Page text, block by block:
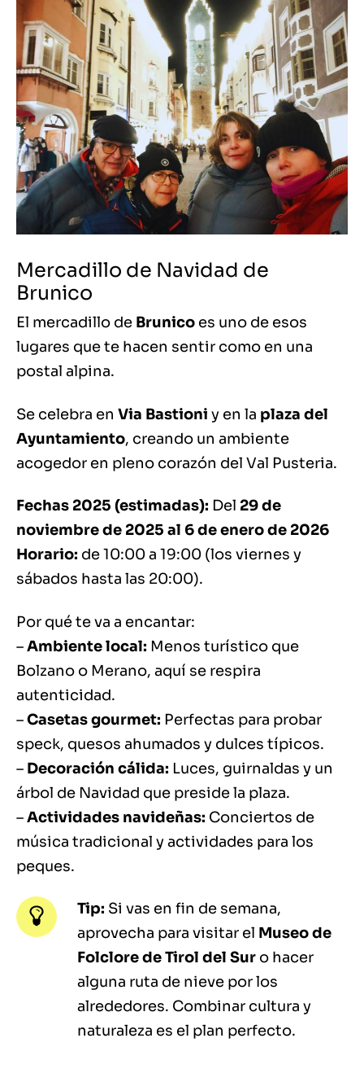
Mercadillo de Navidad de
Brunico
El mercadillo de Brunico es uno de esos
lugares que te hacen sentir como en una
postal alpina.
Se celebra en Via Bastioni y en la plaza del
Ayuntamiento, creando un ambiente
acogedor en pleno corazón del Val Pusteria.
Fechas 2025 (estimadas): Del 29 de
noviembre de 2025 al 6 de enero de 2026
Horario: de 10:00 a 19:00 (los viernes y
sábados hasta las 20:00).
Por qué te va a encantar:
–Ambiente local: Menos turístico que
Bolzano o Merano, aquí se respira
autenticidad.
–Casetas gourmet: Perfectas para probar
speck, quesos ahumados y dulces típicos.
– Decoración cálida: Luces, guirnaldas y un
árbol de Navidad que preside la plaza.
–Actividades navideñas: Conciertos de
música tradicional y actividades para los
peques.
Tip: Si vas en fin de semana,
aprovecha para visitar el Museo de
Folclore de Tirol del Sur o hacer
alguna ruta de nieve por los
alrededores. Combinar cultura y
naturaleza es el plan perfecto.